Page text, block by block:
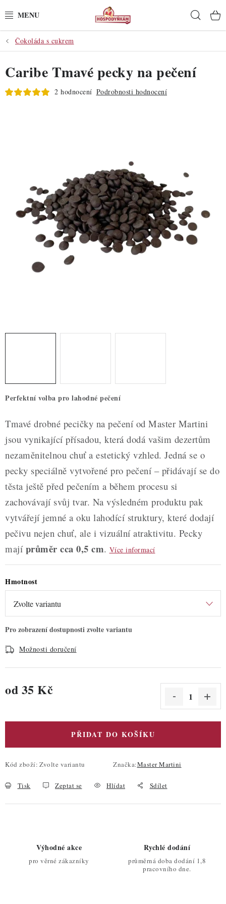
na
POTŘEBY
POMŮCKY
SUROVINY
POCHUTINY
ZDRAVÉ PEČENÍ
DÁRKOVÉ POUKAZY
NOVÉ ZBOŽÍ
Nepřevzetí zásilky na dobírku
Obchodní podmínky
Hodnocení obchodu
Blog
Moje objednávka
Podmínky ochrany osobních údajů
Čokoláda s cukrem
Perfektní volba pro lahodné pečení
Tmavé drobné pecičky na pečení od Master Martini
jsou vynikající přísadou, která dodá vašim dezertům
nezaměnitelnou chuť a estetický vzhled. Jedná se o
pecky speciálně vytvořené pro pečení – přidávají se do
těsta ještě před pečením a během procesu si
zachovávají svůj tvar. Na výsledném produktu pak
vytvářejí jemné a oku lahodící struktury, které dodají
pečivu nejen chuť, ale i vizuální atraktivitu. Pecky
mají průměr cca 0,5 cm. Více informací
Hmotnost
Možnosti doručení
od 35 Kč
PŘIDAT DO KOŠÍKU
Kód zboží: Zvolte variantu Značka:Master Martini
Tisk Zeptat se Hlídat Sdílet
Caribe Tmavé pecky na pečení
2 hodnocení Podrobnosti hodnocení
Výhodné akce
pro věrné zákazníky
Rychlé dodání
průměrná doba dodání 1,8
pracovního dne.